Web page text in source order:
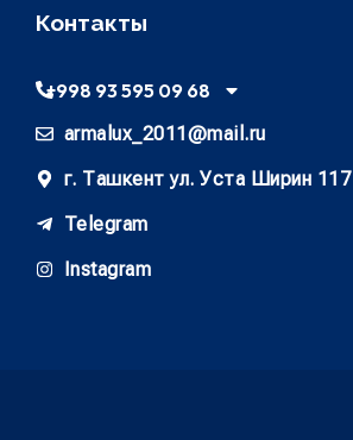
Контакты
+998 93 595 09 68
armalux_2011@mail.ru
г. Ташкент ул. Уста Ширин 117
Telegram
Instagram